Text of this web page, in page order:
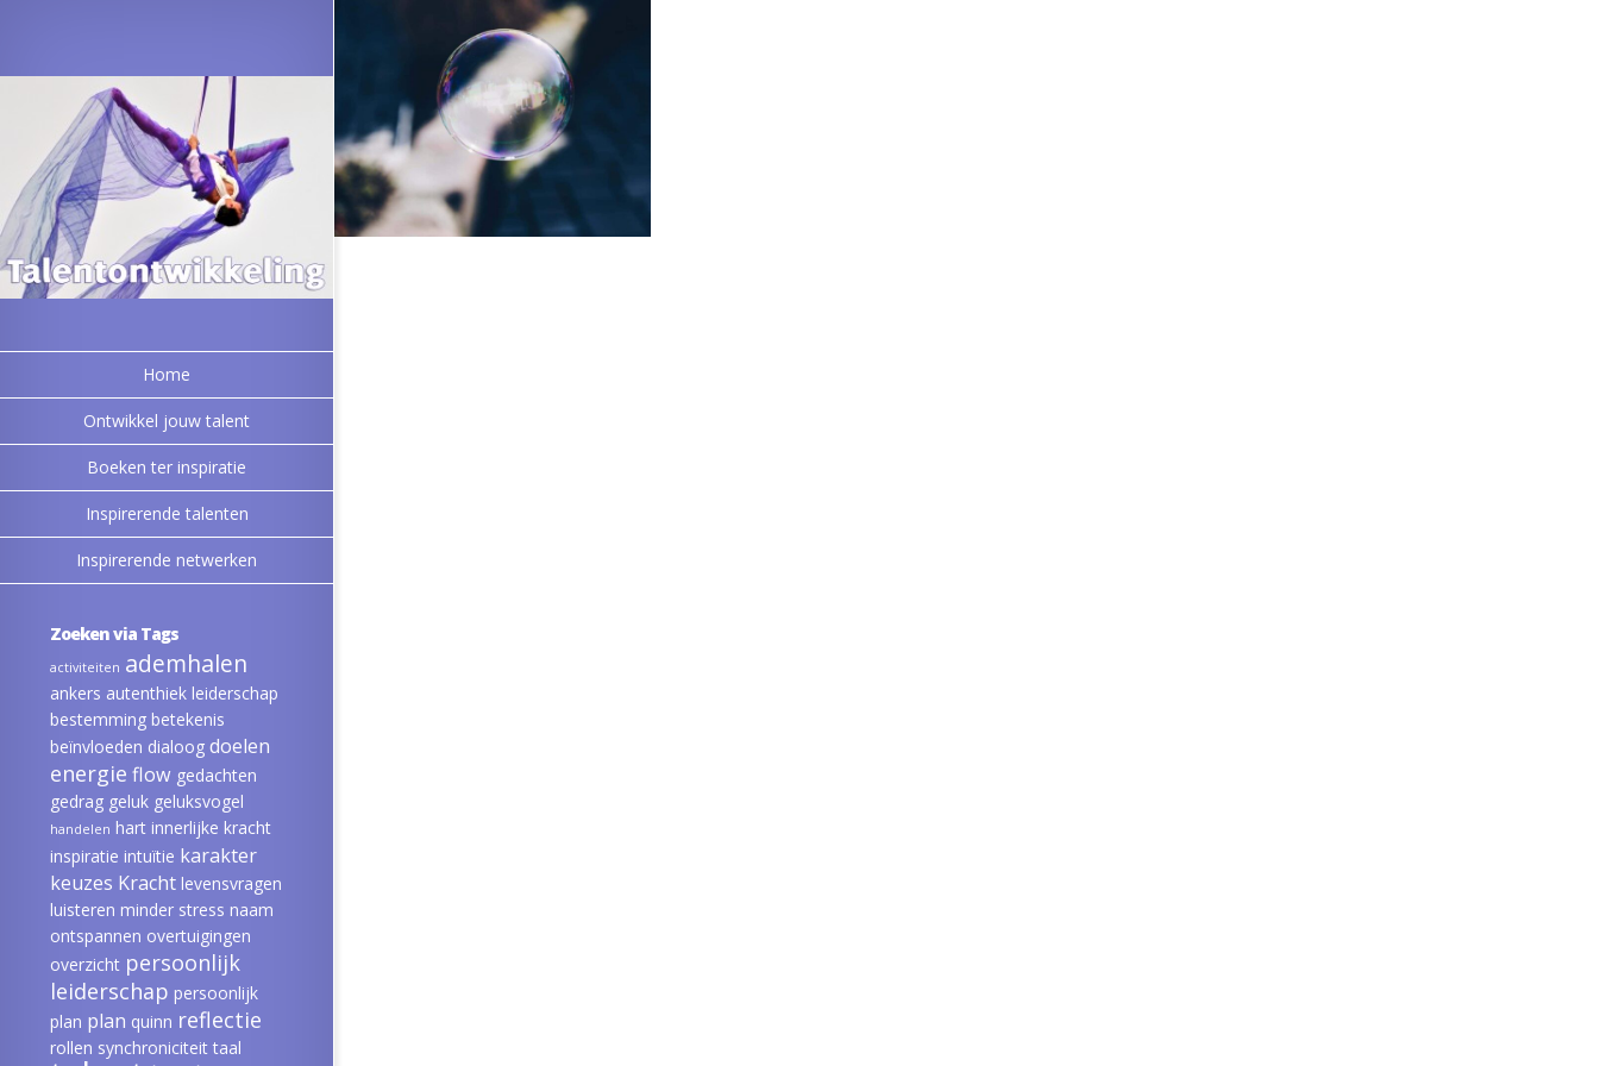
Home
Ontwikkel jouw talent
Boeken ter inspiratie
Inspirerende talenten
Inspirerende netwerken
Zoeken via Tags
activiteiten ademhalen
ankers autenthiek leiderschap
bestemming betekenis
beïnvloeden dialoog doelen
energie flow gedachten
gedrag geluk geluksvogel
handelen hart innerlijke kracht
inspiratie intuïtie karakter
keuzes Kracht levensvragen
luisteren minder stress naam
ontspannen overtuigingen
overzicht persoonlijk
leiderschap persoonlijk
plan plan quinn reflectie
rollen synchroniciteit taal